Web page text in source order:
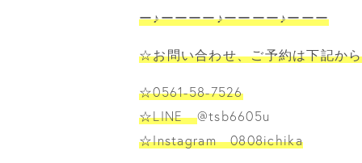
ー♪ーーーー♪ーーーー♪ーーー
☆お問い合わせ、ご予約は下記か
☆0561-58-7526
☆LINE@tsb6605u
☆Instagram 0808ichika